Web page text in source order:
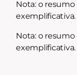
Nota: o
Nota: o